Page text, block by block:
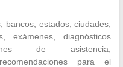
bancos, estados, ciudades,
exámenes, diagnósticos
de asistencia,
para el